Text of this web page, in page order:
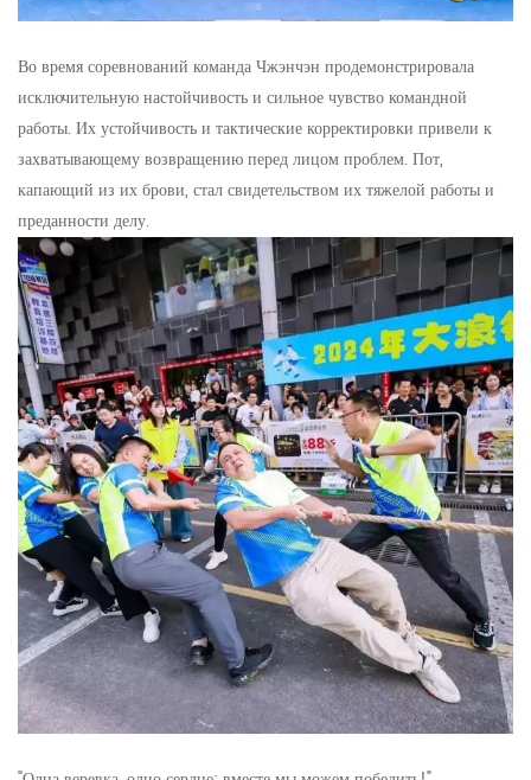
Во время соревнований команда Чжэнчэн продемонстрировала
исключительную настойчивость и сильное чувство командной
работы. Их устойчивость и тактические корректировки привели к
захватывающему возвращению перед лицом проблем. Пот,
капающий из их брови, стал свидетельством их тяжелой работы и
преданности делу.